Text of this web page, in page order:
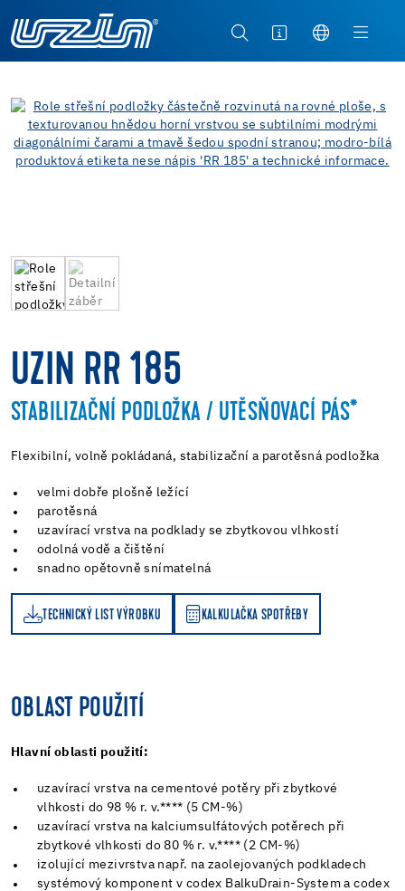
UZIN RR 185
STABILIZAČNÍ PODLOŽKA / UTĚSŇOVACÍ PÁS*
Flexibilní, volně pokládaná, stabilizační a parotěsná podložka
velmi dobře plošně ležící
parotěsná
uzavírací vrstva na podklady se zbytkovou vlhkostí
odolná vodě a čištění
snadno opětovně snímatelná
TECHNICKÝ LIST VÝROBKU KALKULAČKA SPOTŘEBY
KALKULAČKA SPOTŘEBY
OBLAST POUŽITÍ
Hlavní oblasti použití:
uzavírací vrstva na cementové potěry při zbytkové
vlhkosti do 98 % r. v.**** (5 CM-%)
uzavírací vrstva na kalciumsulfátových potěrech při
zbytkové vlhkosti do 80 % r. v.**** (2 CM-%)
izolující mezivrstva např. na zaolejovaných podkladech
systémový komponent v codex BalkuDrain-System a codex